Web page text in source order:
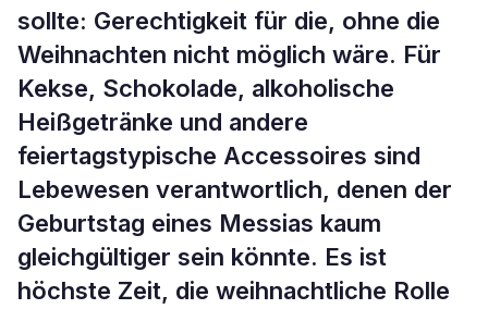
sollte: Gerechtigkeit für die, ohne die
Weihnachten nicht möglich wäre. Für
Kekse, Schokolade, alkoholische
Heißgetränke und andere
feiertagstypische Accessoires sind
Lebewesen verantwortlich, denen der
Geburtstag eines Messias kaum
gleichgültiger sein könnte. Es ist
höchste Zeit, die weihnachtliche Rolle